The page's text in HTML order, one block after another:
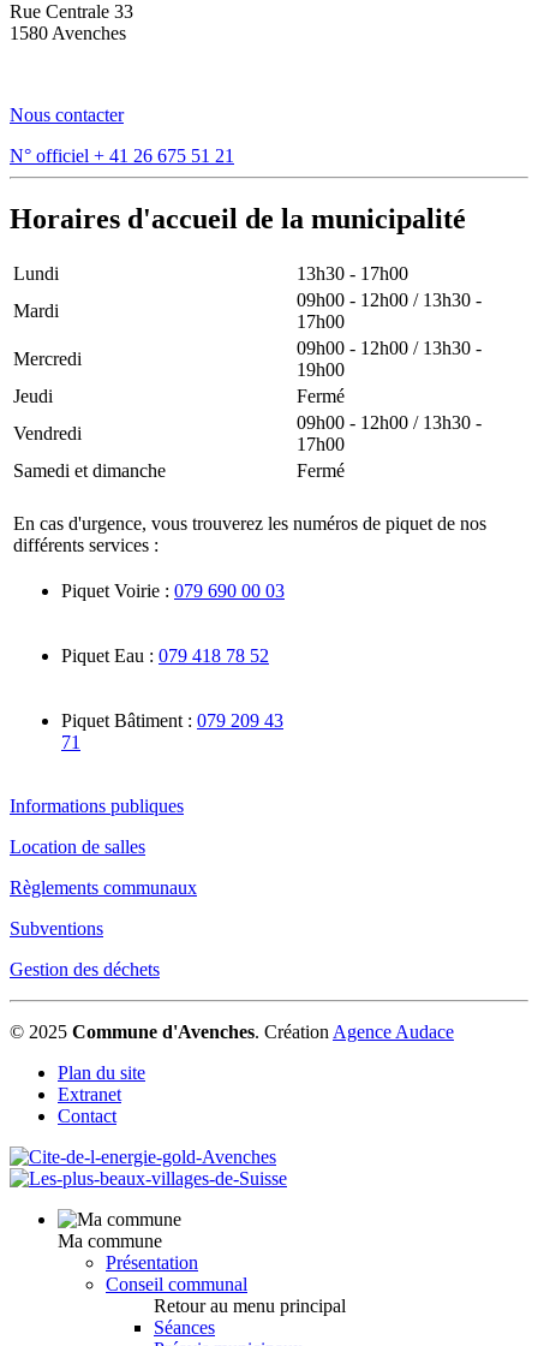
Rue Centrale 33
1580 Avenches
Nous contacter
N° officiel + 41 26 675 51 21
Horaires d'accueil de la municipalité
Lundi
13h30 - 17h00
Mardi
09h00 - 12h00 / 13h30 -
17h00
Mercredi
09h00 - 12h00 / 13h30 -
19h00
Jeudi
Fermé
Vendredi
09h00 - 12h00 / 13h30 -
17h00
Samedi et dimanche
Fermé
En cas d'urgence, vous trouverez les numéros de piquet de nos
différents services :
Piquet Voirie : 079 690 00 03
Piquet Eau : 079 418 78 52
Piquet Bâtiment : 079 209 43
71
Informations publiques
Location de salles
Règlements communaux
Subventions
Gestion des déchets
© 2025 Commune d'Avenches. Création Agence Audace
Plan du site
Extranet
Contact
Ma commune
Présentation
Conseil communal
Retour au menu principal
Séances